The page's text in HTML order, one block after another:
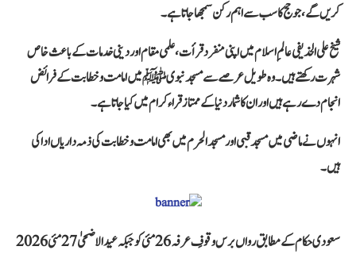
کریں گے، جو حج کا سب سے اہم رکن سمجھا جاتا ہے۔
شیخ علی الحذیفی عالمِ اسلام میں اپنی منفرد قرأت، علمی مقام اور دینی خدمات کے باعث خاص
شہرت رکھتے ہیں۔ وہ طویل عرصے سےمسجد نبوی ﷺمیں امامت و خطابت کے فرائض
انجام دے رہے ہیں اور ان کا شمار دنیا کے ممتاز قراء کرام میں کیا جاتا ہے۔
انہوں نے ماضی میں مسجد قبی اور مسجد الحرم میں بھی امامت و خطابت کی ذمہ داریاں ادا کی
ہیں۔
سعودی حکام کے مطابق رواں برس وقوفِ عرفہ 26 مئی کو جبکہ عید الاضحیٰ 27 مئی 2026